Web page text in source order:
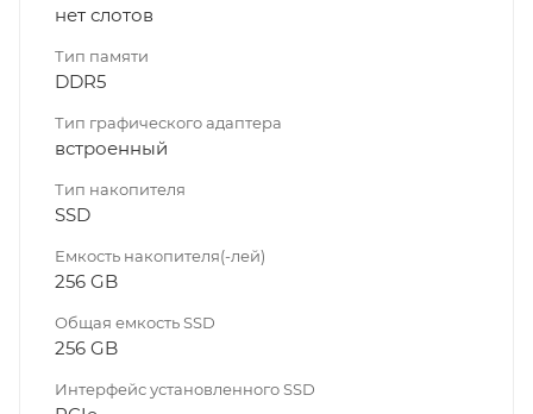
нет слотов
Тип памяти
DDR5
Тип графического адаптера
встроенный
Тип накопителя
SSD
Емкость накопителя(-лей)
256 GB
Общая емкость SSD
256 GB
Интерфейс установленного SSD